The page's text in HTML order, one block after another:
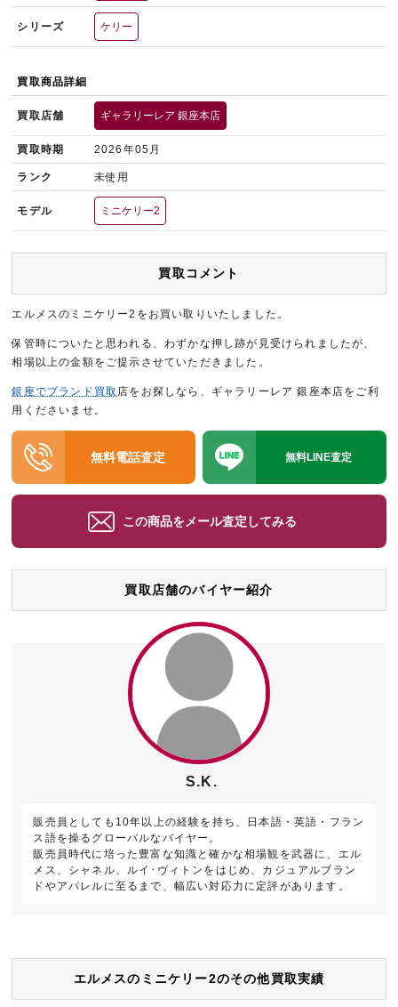
シリーズ ケリー
買取商品詳細
買取店舗 ギャラリーレア 銀座本店
買取時期 2026年05月
ランク 未使用
モデル ミニケリー2
買取コメント
エルメスのミニケリー2をお買い取りいたしました。
保管時についたと思われる、わずかな押し跡が見受けられましたが、
相場以上の金額をご提示させていただきました。
銀座でブランド買取 店をお探しなら、ギャラリーレア 銀座本店をご利
用くださいませ。
無料電話査定 無料LINE査定
この商品をメール査定してみる
買取店舗のバイヤー紹介
S.K.
販売員としても10年以上の経験を持ち、日本語・英語・フラン
ス語を操るグローバルなバイヤー。
販売員時代に培った豊富な知識と確かな相場観を武器に、エル
メス、シャネル、ルイ･ヴィトンをはじめ、カジュアルブラン
ドやアパレルに至るまで、幅広い対応力に定評があります。
エルメスのミニケリー2のその他買取実績